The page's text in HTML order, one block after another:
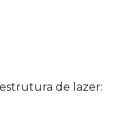
de lazer: